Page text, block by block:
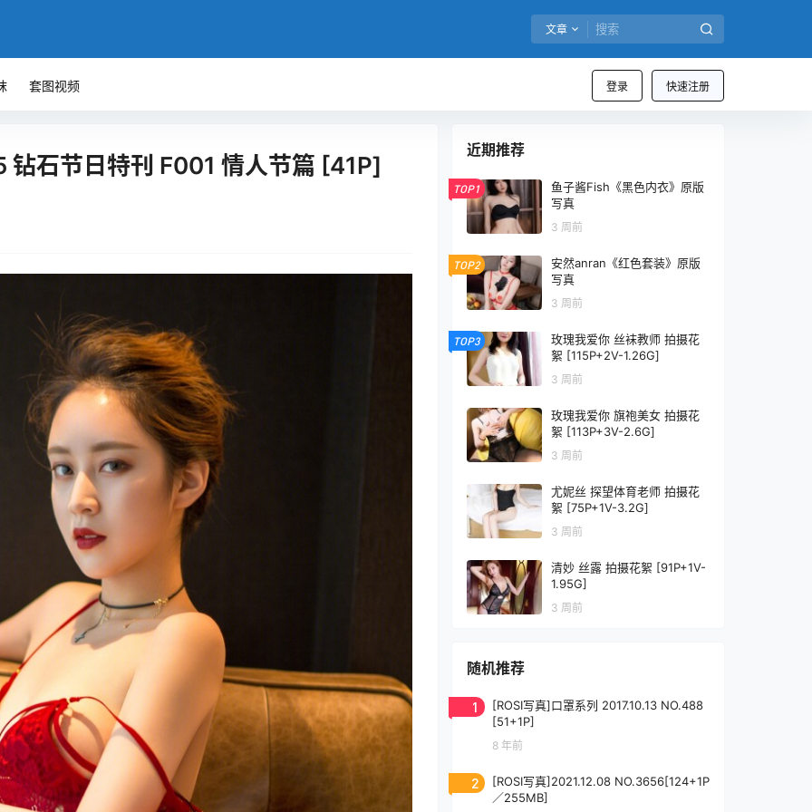
文章
登录 快速注册
套图视频
石节日特刊 F001 情人节篇 [41P]
近期推荐
TOP1
鱼子酱Fish《黑色内衣》原版
写真
3 周前
TOP2
安然anran《红色套装》原版
写真
3 周前
TOP3
玫瑰我爱你 丝袜教师 拍摄花
絮 [115P+2V-1.26G]
3 周前
玫瑰我爱你 旗袍美女 拍摄花
絮 [113P+3V-2.6G]
3 周前
尤妮丝 探望体育老师 拍摄花
絮 [75P+1V-3.2G]
3 周前
清妙 丝露 拍摄花絮 [91P+1V-
1.95G]
3 周前
随机推荐
1
[ROSI写真]口罩系列 2017.10.13 NO.488
[51+1P]
8 年前
2
[ROSI写真]2021.12.08 NO.3656[124+1P
／255MB]